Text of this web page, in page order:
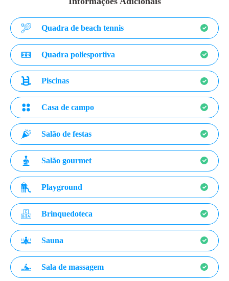
Quadra de beach tennis
Quadra poliesportiva
Piscinas
Casa de campo
Salão de festas
Salão gourmet
Playground
Brinquedoteca
Sauna
Sala de massagem